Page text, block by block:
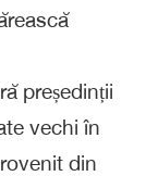
președinții
vechi în
din